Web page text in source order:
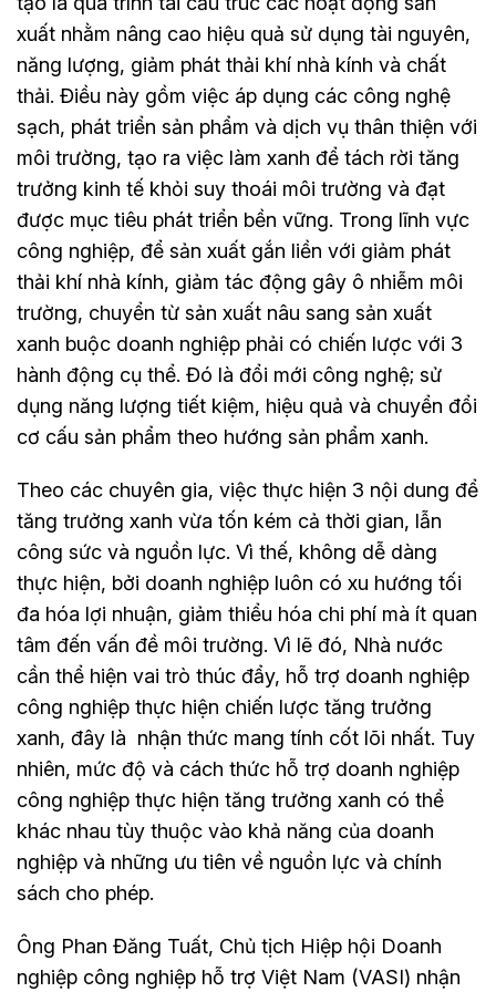
xuất nhằm nâng cao hiệu quả sử dụng tài nguyên,
năng lượng, giảm phát thải khí nhà kính và chất
thải. Điều này gồm việc áp dụng các công nghệ
sạch, phát triển sản phẩm và dịch vụ thân thiện với
môi trường, tạo ra việc làm xanh để tách rời tăng
trưởng kinh tế khỏi suy thoái môi trường và đạt
được mục tiêu phát triển bền vững. Trong lĩnh vực
công nghiệp, để sản xuất gắn liền với giảm phát
thải khí nhà kính, giảm tác động gây ô nhiễm môi
trường, chuyển từ sản xuất nâu sang sản xuất
xanh buộc doanh nghiệp phải có chiến lược với 3
hành động cụ thể. Đó là đổi mới công nghệ; sử
dụng năng lượng tiết kiệm, hiệu quả và chuyển đổi
cơ cấu sản phẩm theo hướng sản phẩm xanh.
Theo các chuyên gia, việc thực hiện 3 nội dung để
tăng trưởng xanh vừa tốn kém cả thời gian, lẫn
công sức và nguồn lực. Vì thế, không dễ dàng
thực hiện, bởi doanh nghiệp luôn có xu hướng tối
đa hóa lợi nhuận, giảm thiểu hóa chi phí mà ít quan
tâm đến vấn đề môi trường. Vì lẽ đó, Nhà nước
cần thể hiện vai trò thúc đẩy, hỗ trợ doanh nghiệp
công nghiệp thực hiện chiến lược tăng trưởng
xanh, đây là nhận thức mang tính cốt lõi nhất. Tuy
nhiên, mức độ và cách thức hỗ trợ doanh nghiệp
công nghiệp thực hiện tăng trưởng xanh có thể
khác nhau tùy thuộc vào khả năng của doanh
nghiệp và những ưu tiên về nguồn lực và chính
sách cho phép.
Ông Phan Đăng Tuất, Chủ tịch Hiệp hội Doanh
nghiệp công nghiệp hỗ trợ Việt Nam (VASI) nhận